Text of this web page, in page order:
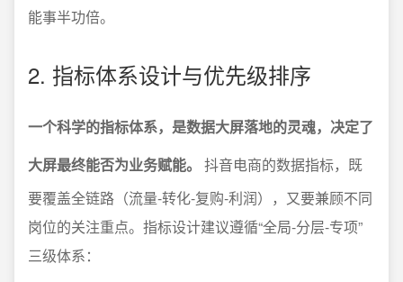
能事半功倍。
2. 指标体系设计与优先级排序
一个科学的指标体系，是数据大屏落地的灵魂，决定了
大屏最终能否为业务赋能。
抖音电商的数据指标，既
要覆盖全链路（流量-转化-复购-利润），又要兼顾不同
岗位的关注重点。指标设计建议遵循“全局-分层-专项”
三级体系：